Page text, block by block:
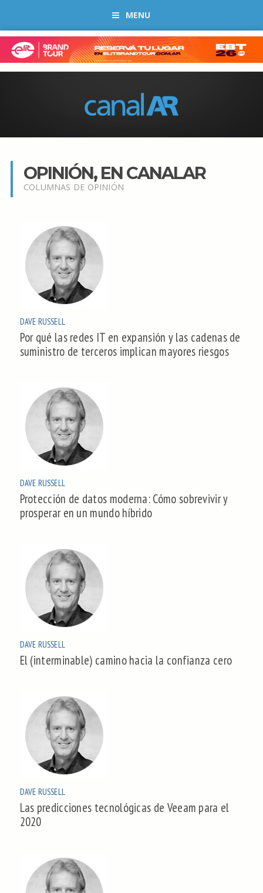
MENU
OPINIÓN, EN CANALAR
COLUMNAS DE OPINIÓN
DAVE RUSSELL
Por qué las redes IT en expansión y las cadenas de
suministro de terceros implican mayores riesgos
DAVE RUSSELL
Protección de datos moderna: Cómo sobrevivir y
prosperar en un mundo híbrido
DAVE RUSSELL
El (interminable) camino hacia la confianza cero
DAVE RUSSELL
Las predicciones tecnológicas de Veeam para el
2020